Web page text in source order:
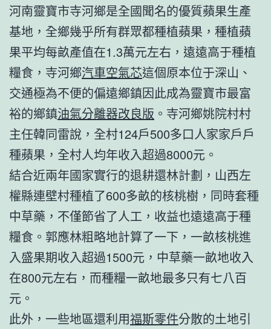
河南靈寶市寺河鄉是全國聞名的優質蘋果生產
基地，全鄉幾乎所有群眾都種植蘋果，種植蘋
果平均每畝產值在1.3萬元左右，遠遠高于種植
糧食，寺河鄉汽車空氣芯這個原本位于深山、
交通極為不便的偏遠鄉鎮因此成為靈寶市最富
裕的鄉鎮油氣分離器改良版 。寺河鄉姚院村村
主任韓同雷說，全村124戶500多口人家家戶戶
種蘋果，全村人均年收入超過8000元。
結合近兩年國家實行的退耕還林計劃，山西左
權縣連壁村種植了600多畝的核桃樹，同時套種
中草藥，不僅節省了人工，收益也遠遠高于種
糧食。郭應林粗略地計算了一下，一畝核桃進
入盛果期收入超過1500元，中草藥一畝地收入
在800元左右，而種糧一畝地最多只有七八百
元。
此外，一些地區還利用福斯零件分散的土地引